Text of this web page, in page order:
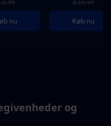
9.99
nu
$ 19.99
Køb nu
og